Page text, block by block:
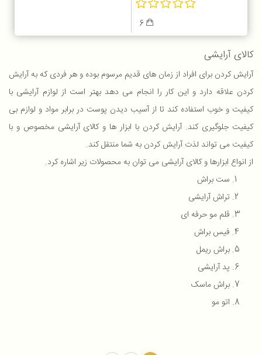
6
کالای آرایشی
آرایش کردن برای افراد از زمان های قدیم مرسوم بوده و هر فردی که به آرایش
کردن علاقه دارد و این کار را انجام می دهد بهتر است از لوازم آرایشی با
کیفیت و خوب استفاده کند تا از آسیب دیدن پوست در برابر مواد و لوازم بی
کیفیت جلوگیری کند. آرایش کردن با ابزار ها و کالای آرایشی مخصوص و با
کیفیت می تواند لذت آرایش کردن به شما منتقل کند.
از انواع ابزارها و کالای آرایشی می توان به محصولات زیر اشاره کرد.
ست براش
تراش آرایشی
قلم مو حرفه ای
فیس براش
براش ریمل
پد آرایشی
براش ماسک
اتو مو